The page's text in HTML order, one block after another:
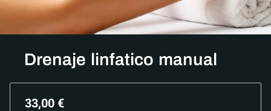
Drenaje linfatico manual
33,00 €